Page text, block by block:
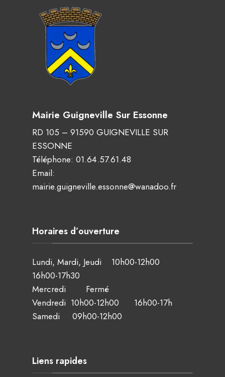
Mairie Guigneville Sur Essonne
RD 105 – 91590 GUIGNEVILLE SUR
ESSONNE
Téléphone: 01.64.57.61.48
Email:
mairie.guigneville.essonne@wanadoo.fr
Horaires d’ouverture
Lundi, Mardi, Jeudi 10h00-12h00
16h00-17h30
Mercredi Fermé
Vendredi 10h00-12h00 16h00-17h
Samedi 09h00-12h00
Liens rapides